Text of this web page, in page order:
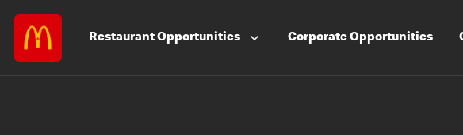
RestaurantOpportunities CorporateOpportunities